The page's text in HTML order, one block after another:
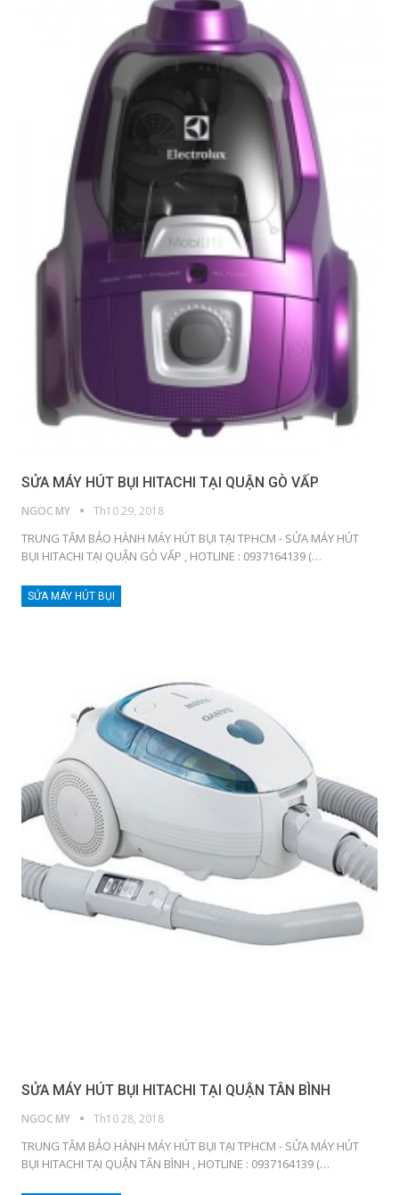
SỬA MÁY HÚT BỤI HITACHI TẠI QUẬN GÒ VẤP
NGOC MY Th10 29, 2018
TRUNG TÂM BẢO HÀNH MÁY HÚT BỤI TẠI TPHCM - SỬA MÁY HÚT
BỤI HITACHI TẠI QUẬN GÒ VẤP , HOTLINE : 0937164139 (…
SỬA MÁY HÚT BỤI
SỬA MÁY HÚT BỤI HITACHI TẠI QUẬN TÂN BÌNH
NGOC MY Th10 28, 2018
TRUNG TÂM BẢO HÀNH MÁY HÚT BỤI TẠI TPHCM - SỬA MÁY HÚT
BỤI HITACHI TẠI QUẬN TÂN BÌNH , HOTLINE : 0937164139 (…